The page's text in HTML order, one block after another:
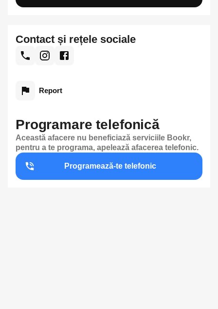
Programare telefonică
Această afacere nu beneficiază serviciile Bookr,
pentru a te programa, apelează afacerea telefonic.
Programează-te telefonic
Contact și rețele sociale
Report